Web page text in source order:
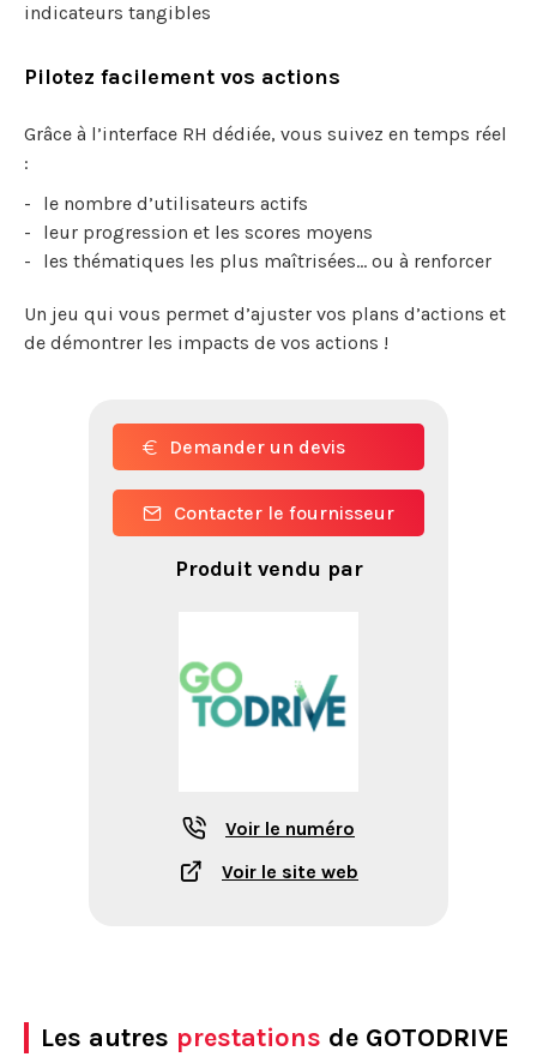
indicateurs tangibles
Pilotez facilement vos actions
Grâce à l’interface RH dédiée, vous suivez en temps réel
:
le nombre d’utilisateurs actifs
leur progression et les scores moyens
les thématiques les plus maîtrisées… ou à renforcer
Un jeu qui vous permet d’ajuster vos plans d’actions et
de démontrer les impacts de vos actions !
Demander un devis
Contacter le fournisseur
Produit vendu par
Voir le numéro
Voir le site web
Les autres prestations de GOTODRIVE